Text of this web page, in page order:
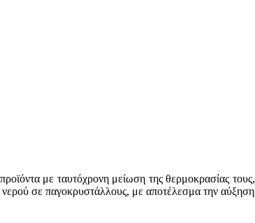
με ταυτόχρονη μείωση της θερμοκρασίας
νερού σε παγοκρυστάλλους, με αποτέλεσμα την